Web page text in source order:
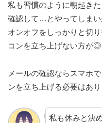
私も習慣のように朝起き
確認して…とやってしまい
オンオフをしっかりと切
コンを立ち上げない方が◎
メールの確認ならスマホ
ンを立ち上げる必要はあり
私も休みと決